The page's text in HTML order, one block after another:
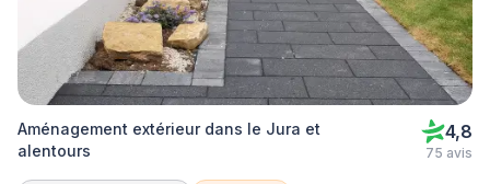
Aménagement extérieur dans le Jura et
alentours
4,8
75 avis